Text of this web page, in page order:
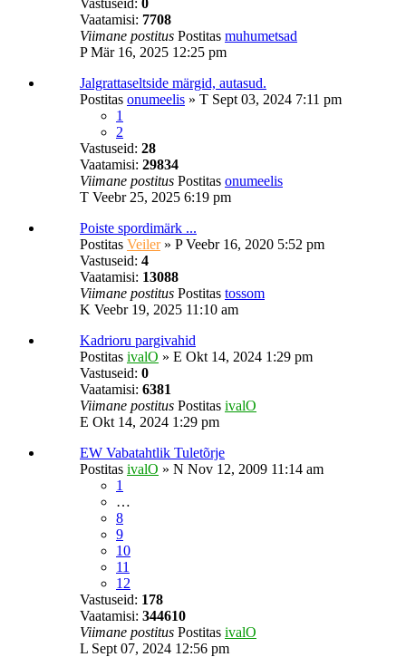
Vaatamisi: 7708
Viimane postitus Postitas muhumetsad
P Mär 16, 2025 12:25 pm
Jalgrattaseltside märgid, autasud.
Postitas onumeelis » T Sept 03, 2024 7:11 pm
1
2
Vastuseid: 28
Vaatamisi: 29834
Viimane postitus Postitas onumeelis
T Veebr 25, 2025 6:19 pm
Poiste spordimärk ...
Postitas Veiler» P Veebr 16, 2020 5:52 pm
Vastuseid: 4
Vaatamisi: 13088
Viimane postitus Postitas tossom
K Veebr 19, 2025 11:10 am
Kadrioru pargivahid
Postitas ivalO » E Okt 14, 2024 1:29 pm
Vastuseid: 0
Vaatamisi: 6381
Viimane postitus Postitas ivalO
E Okt 14, 2024 1:29 pm
EW Vabatahtlik Tuletõrje
Postitas ivalO » N Nov 12, 2009 11:14 am
1
…
8
9
10
11
12
Vastuseid: 178
Vaatamisi: 344610
Viimane postitus Postitas ivalO
L Sept 07, 2024 12:56 pm